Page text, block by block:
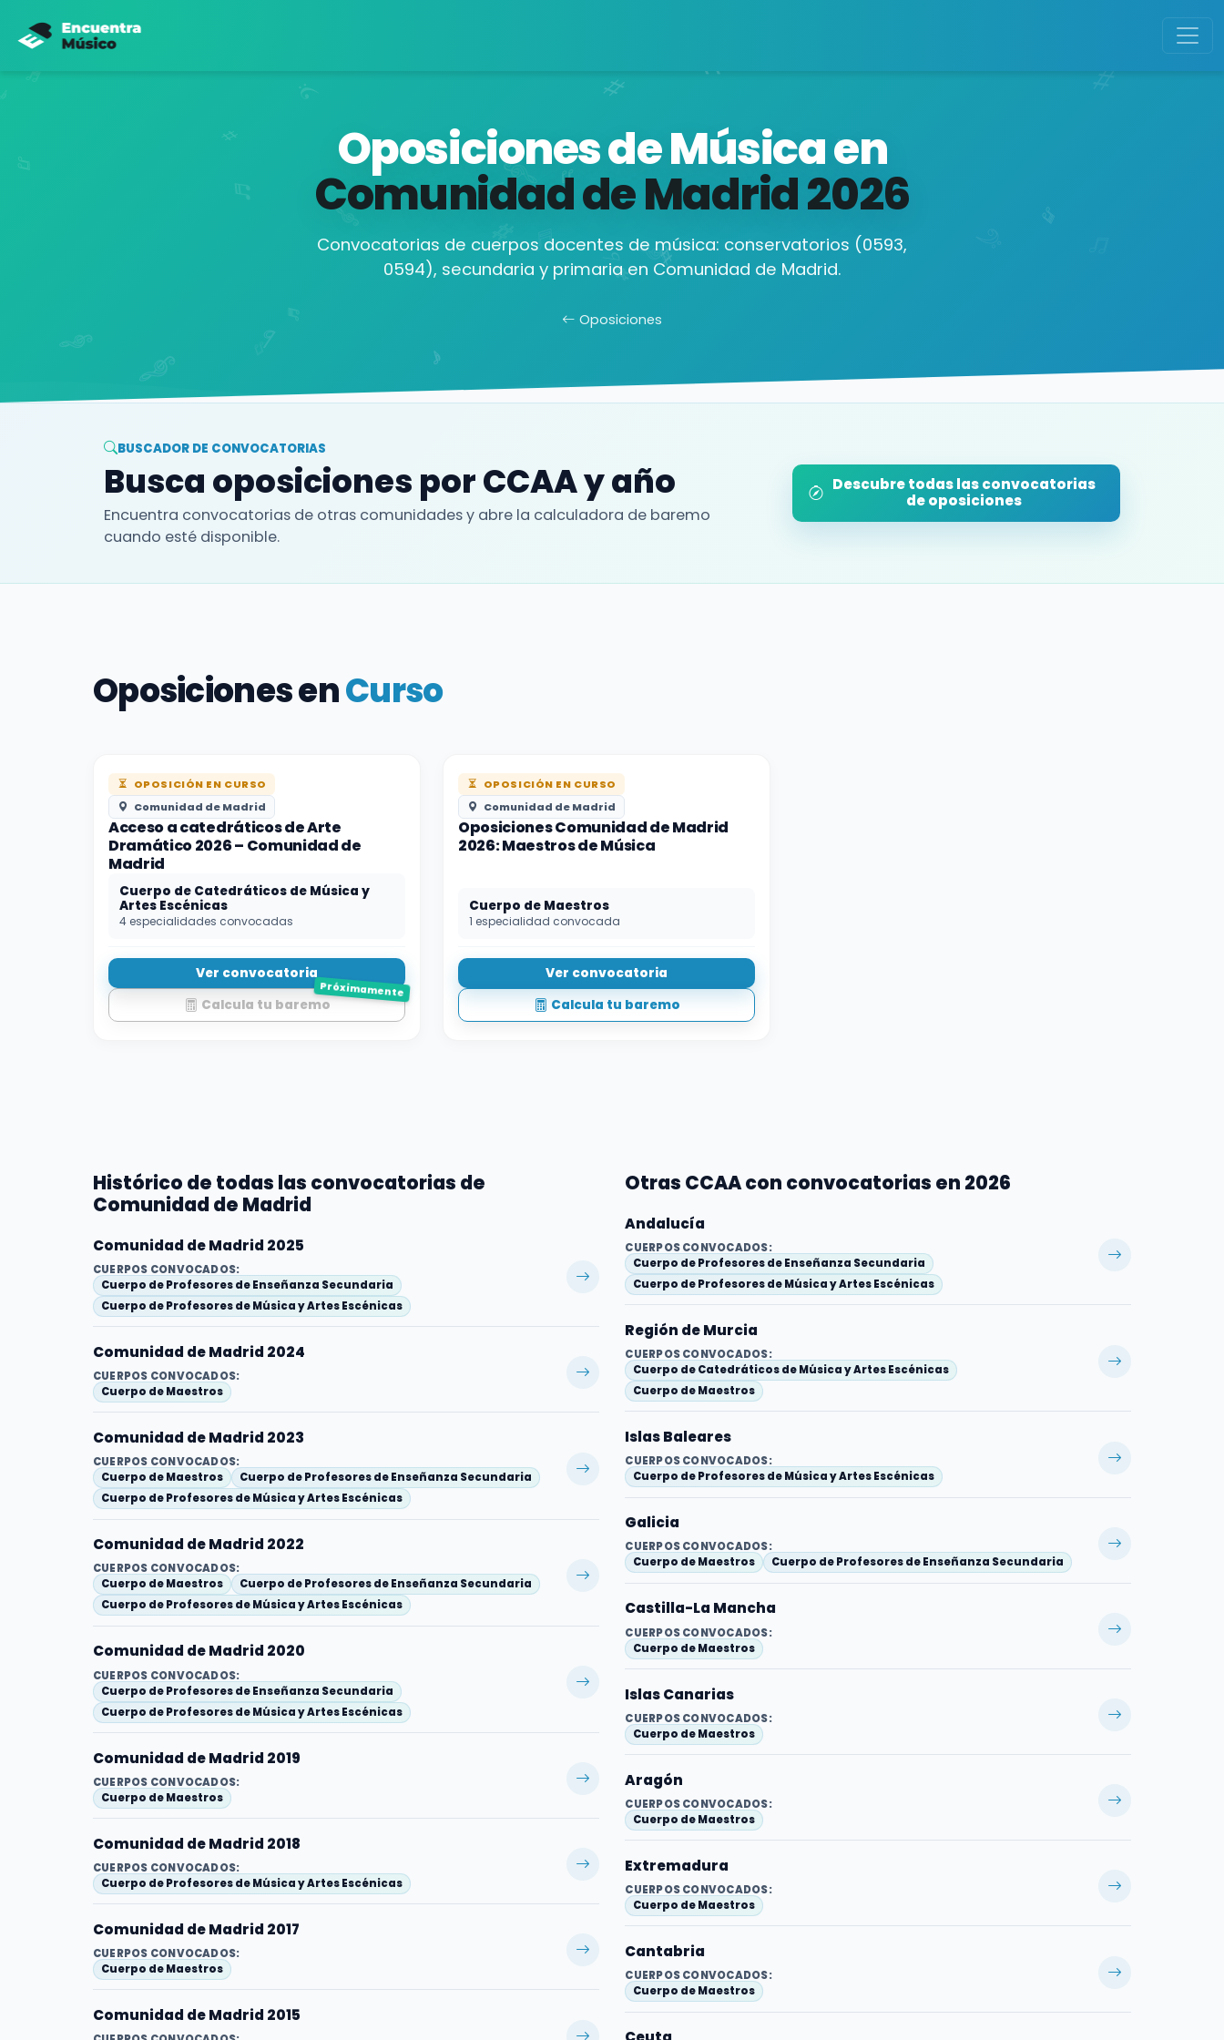
Oposiciones de Música en
Comunidad de Madrid2026
Convocatorias de cuerpos docentes de música: conservatorios (0593,
0594), secundaria y primaria en Comunidad de Madrid.
Oposiciones
BUSCADOR DE CONVOCATORIAS
Busca oposiciones por CCAA y año
Encuentra convocatorias de otras comunidades y abre la calculadora de baremo
cuando esté disponible.
Descubre todas las convocatorias
de oposiciones
Oposiciones enCurso
OPOSICIÓN EN CURSO
Comunidad de Madrid
Acceso a catedráticos de Arte
Dramático 2026 – Comunidad de
Madrid
Cuerpo de Catedráticos de Música y
Artes Escénicas
4 especialidades convocadas
Ver convocatoria
Calcula tu baremo
Próximamente
OPOSICIÓN EN CURSO
Comunidad de Madrid
Oposiciones Comunidad de Madrid
2026: Maestros de Música
Cuerpo de Maestros
1 especialidad convocada
Ver convocatoria
Calcula tu baremo
Histórico de todas las convocatorias de
Comunidad de Madrid
Comunidad de Madrid 2025
CUERPOS CONVOCADOS:
Cuerpo de Profesores de Enseñanza Secundaria
Cuerpo de Profesores de Música y Artes Escénicas
Comunidad de Madrid 2024
CUERPOS CONVOCADOS:
Cuerpo de Maestros
Comunidad de Madrid 2023
CUERPOS CONVOCADOS:
Cuerpo de Maestros
Cuerpo de Profesores de Enseñanza Secundaria
Cuerpo de Profesores de Música y Artes Escénicas
Comunidad de Madrid 2022
CUERPOS CONVOCADOS:
Cuerpo de Maestros
Cuerpo de Profesores de Enseñanza Secundaria
Cuerpo de Profesores de Música y Artes Escénicas
Comunidad de Madrid 2020
CUERPOS CONVOCADOS:
Cuerpo de Profesores de Enseñanza Secundaria
Cuerpo de Profesores de Música y Artes Escénicas
Comunidad de Madrid 2019
CUERPOS CONVOCADOS:
Cuerpo de Maestros
Comunidad de Madrid 2018
CUERPOS CONVOCADOS:
Cuerpo de Profesores de Música y Artes Escénicas
Comunidad de Madrid 2017
CUERPOS CONVOCADOS:
Cuerpo de Maestros
Comunidad de Madrid 2015
Otras CCAA con convocatorias en 2026
Andalucía
CUERPOS CONVOCADOS:
Cuerpo de Profesores de Enseñanza Secundaria
Cuerpo de Profesores de Música y Artes Escénicas
Región de Murcia
CUERPOS CONVOCADOS:
Cuerpo de Catedráticos de Música y Artes Escénicas
Cuerpo de Maestros
Islas Baleares
CUERPOS CONVOCADOS:
Cuerpo de Profesores de Música y Artes Escénicas
Galicia
CUERPOS CONVOCADOS:
Cuerpo de Maestros
Cuerpo de Profesores de Enseñanza Secundaria
Castilla-La Mancha
CUERPOS CONVOCADOS:
Cuerpo de Maestros
Islas Canarias
CUERPOS CONVOCADOS:
Cuerpo de Maestros
Aragón
CUERPOS CONVOCADOS:
Cuerpo de Maestros
Extremadura
CUERPOS CONVOCADOS:
Cuerpo de Maestros
Cantabria
CUERPOS CONVOCADOS:
Cuerpo de Maestros